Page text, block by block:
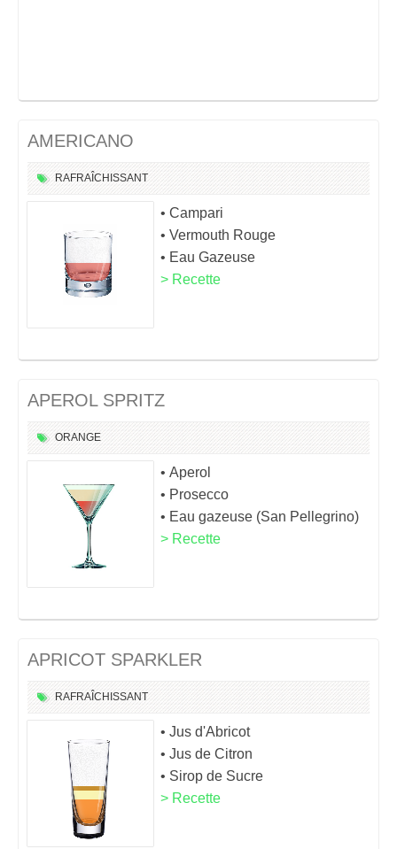
AMERICANO
RAFRAÎCHISSANT
• Campari
• Vermouth Rouge
• Eau Gazeuse
> Recette
APEROL SPRITZ
ORANGE
• Aperol
• Prosecco
• Eau gazeuse (San Pellegrino)
> Recette
APRICOT SPARKLER
RAFRAÎCHISSANT
• Jus d'Abricot
• Jus de Citron
• Sirop de Sucre
> Recette